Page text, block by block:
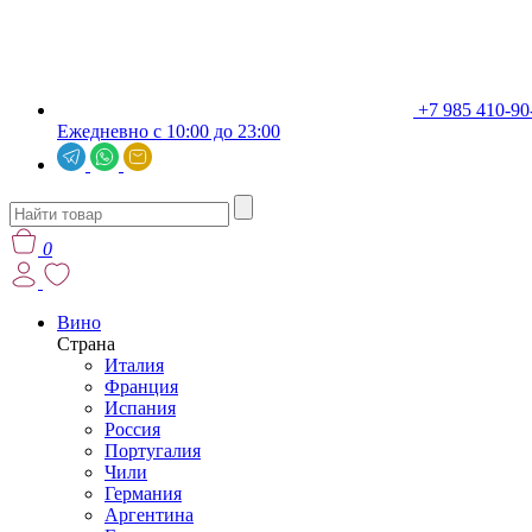
+7 985 410-
Ежедневно с 10:00 до 23:00
0
Вино
Страна
Италия
Франция
Испания
Россия
Португалия
Чили
Германия
Аргентина